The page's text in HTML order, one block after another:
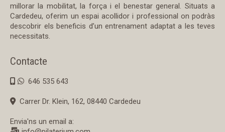
millorar la mobilitat, la força i el benestar general. Situats a
Cardedeu, oferim un espai acollidor i professional on podràs
descobrir els beneficis d’un entrenament adaptat a les teves
necessitats.
Contacte
646 535 643
Carrer Dr. Klein, 162, 08440 Cardedeu
Envia'ns un email a: